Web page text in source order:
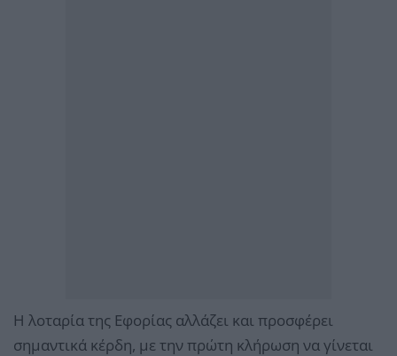
Η λοταρία της Εφορίας αλλάζει και προσφέρει
σημαντικά κέρδη, με την πρώτη κλήρωση να γίνεται